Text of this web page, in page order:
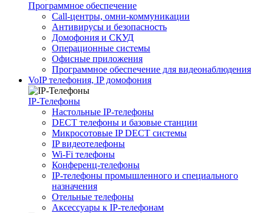
Программное обеспечение
Call-центры, омни-коммуникации
Антивирусы и безопасность
Домофония и СКУД
Операционные системы
Офисные приложения
Программное обеспечение для видеонаблюдения
VoIP телефония, IP домофония
IP-Телефоны
Настольные IP-телефоны
DECT телефоны и базовые станции
Микросотовые IP DECT системы
IP видеотелефоны
Wi-Fi телефоны
Конференц-телефоны
IP-телефоны промышленного и специального
назначения
Отельные телефоны
Аксессуары к IP-телефонам